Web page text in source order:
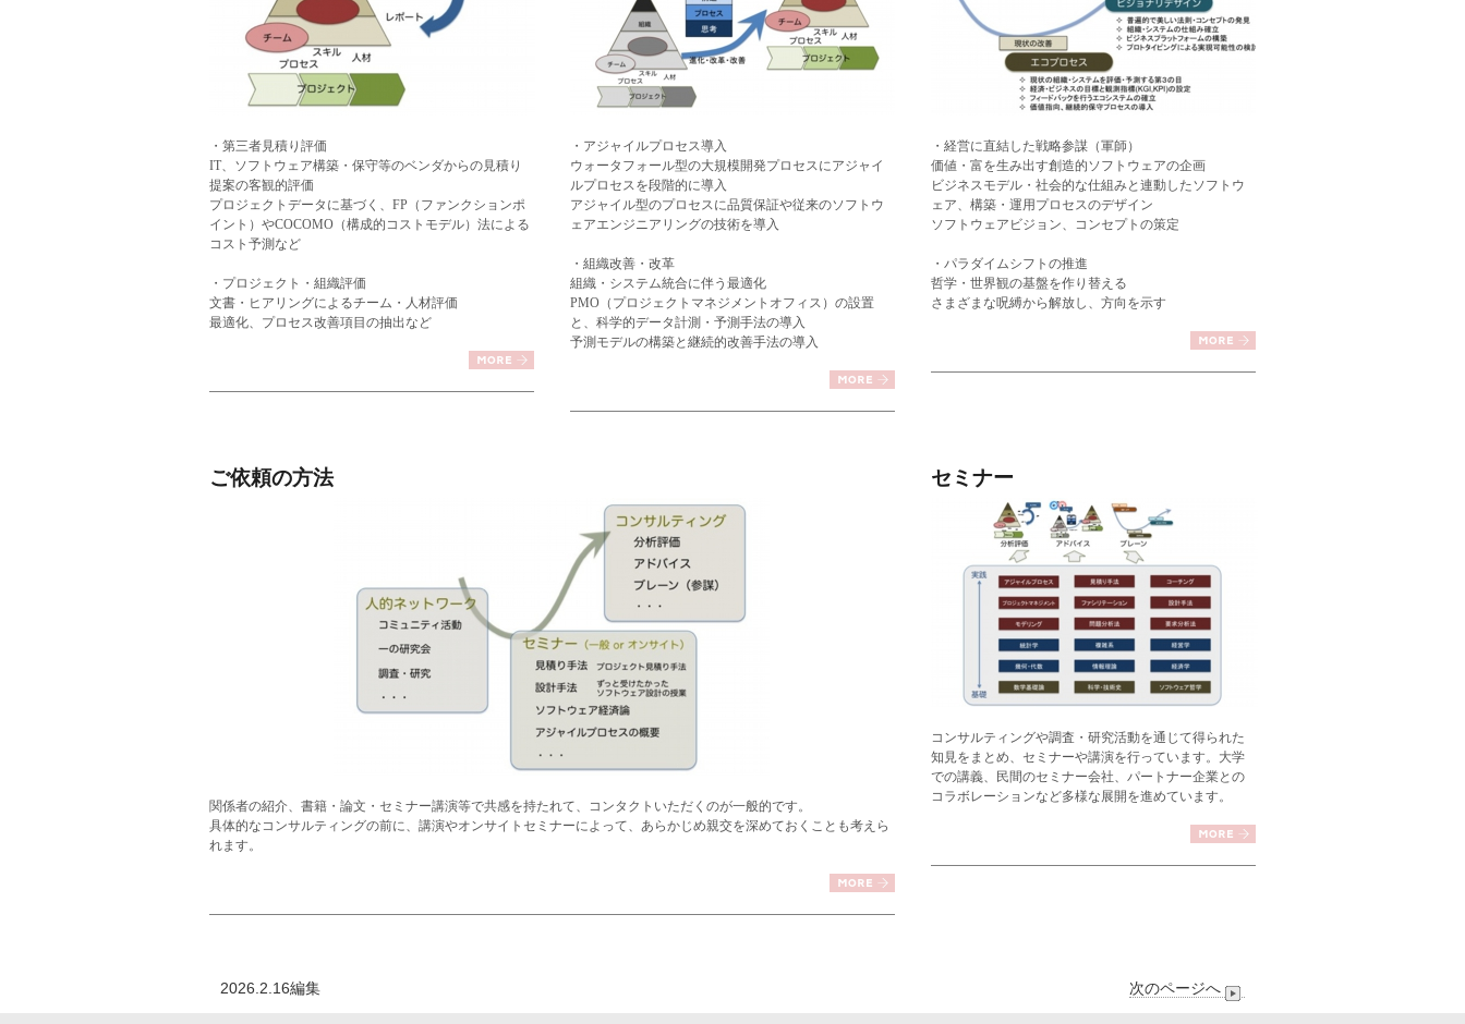
・第三者見積り評価
IT、ソフトウェア構築・保守等のベンダからの見積り
提案の客観的評価
プロジェクトデータに基づく、FP（ファンクションポ
イント）やCOCOMO（構成的コストモデル）法による
コスト予測など
・プロジェクト・組織評価
文書・ヒアリングによるチーム・人材評価
最適化、プロセス改善項目の抽出など
・アジャイルプロセス導入
ウォータフォール型の大規模開発プロセスにアジャイ
ルプロセスを段階的に導入
アジャイル型のプロセスに品質保証や従来のソフトウ
ェアエンジニアリングの技術を導入
・組織改善・改革
組織・システム統合に伴う最適化
PMO（プロジェクトマネジメントオフィス）の設置
と、科学的データ計測・予測手法の導入
予測モデルの構築と継続的改善手法の導入
・経営に直結した戦略参謀（軍師）
価値・富を生み出す創造的ソフトウェアの企画
ビジネスモデル・社会的な仕組みと連動したソフトウ
ェア、構築・運用プロセスのデザイン
ソフトウェアビジョン、コンセプトの策定
・パラダイムシフトの推進
哲学・世界観の基盤を作り替える
さまざまな呪縛から解放し、方向を示す
ご依頼の方法
関係者の紹介、書籍・論文・セミナー講演等で共感を持たれて、コンタクトいただくのが一般的です。
具体的なコンサルティングの前に、講演やオンサイトセミナーによって、あらかじめ親交を深めておくことも考えら
れます。
セミナー
コンサルティングや調査・研究活動を通じて得られた
知見をまとめ、セミナーや講演を行っています。大学
での講義、民間のセミナー会社、パートナー企業との
コラボレーションなど多様な展開を進めています。
2026.2.16編集 次のページへ